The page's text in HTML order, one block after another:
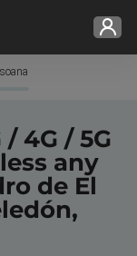
4G / 5G
any
de El